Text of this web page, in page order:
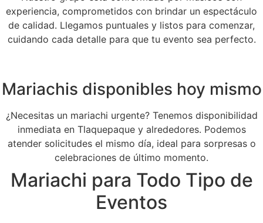
experiencia, comprometidos con brindar un espectáculo
de calidad. Llegamos puntuales y listos para comenzar,
cuidando cada detalle para que tu evento sea perfecto.
Mariachis disponibles hoy mismo
¿Necesitas un mariachi urgente? Tenemos disponibilidad
inmediata en Tlaquepaque y alrededores. Podemos
atender solicitudes el mismo día, ideal para sorpresas o
celebraciones de último momento.
Mariachi para Todo Tipo de
Eventos